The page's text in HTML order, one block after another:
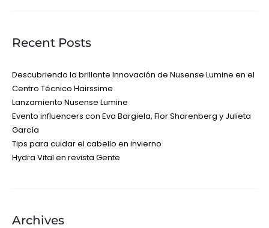
Recent Posts
Descubriendo la brillante Innovación de Nusense Lumine en el
Centro Técnico Hairssime
Lanzamiento Nusense Lumine
Evento influencers con Eva Bargiela, Flor Sharenberg y Julieta
García
Tips para cuidar el cabello en invierno
Hydra Vital en revista Gente
Archives